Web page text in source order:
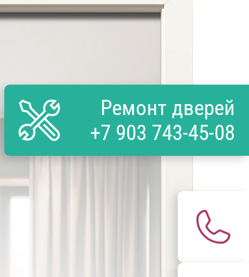
Ремонт дверей
+7 903 743-45-08